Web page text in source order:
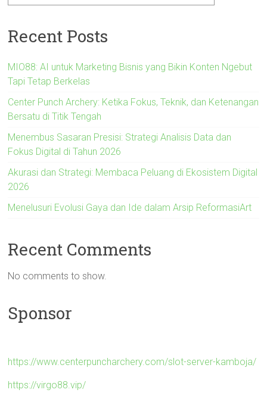
Recent Posts
MIO88: AI untuk Marketing Bisnis yang Bikin Konten Ngebut
Tapi Tetap Berkelas
Center Punch Archery: Ketika Fokus, Teknik, dan Ketenangan
Bersatu di Titik Tengah
Menembus Sasaran Presisi: Strategi Analisis Data dan
Fokus Digital di Tahun 2026
Akurasi dan Strategi: Membaca Peluang di Ekosistem Digital
2026
Menelusuri Evolusi Gaya dan Ide dalam Arsip ReformasiArt
Recent Comments
No comments to show.
Sponsor
https://www.centerpuncharchery.com/slot-server-kamboja/
https://virgo88.vip/